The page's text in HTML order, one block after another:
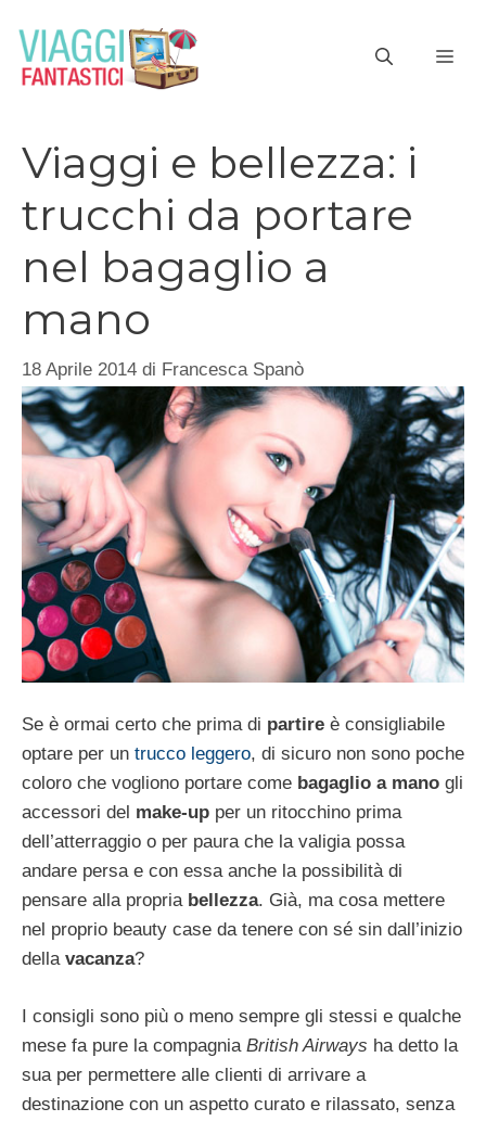
contenuto
Viaggi e bellezza: i
trucchi da portare
nel bagaglio a
mano
18 Aprile 2014 di Francesca Spanò
Se è ormai certo che prima di partire è consigliabile
optare per un trucco leggero, di sicuro non sono poche
coloro che vogliono portare come bagaglio a mano gli
accessori del make-up per un ritocchino prima
dell’atterraggio o per paura che la valigia possa
andare persa e con essa anche la possibilità di
pensare alla propria bellezza. Già, ma cosa mettere
nel proprio beauty case da tenere con sé sin dall’inizio
della vacanza?
I consigli sono più o meno sempre gli stessi e qualche
mese fa pure la compagnia British Airways ha detto la
sua per permettere alle clienti di arrivare a
destinazione con un aspetto curato e rilassato, senza